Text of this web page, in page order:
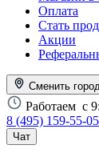
Оплата
Стать
Акции
Сменить
Работаем с
8 (495) 159-55-05
Чат